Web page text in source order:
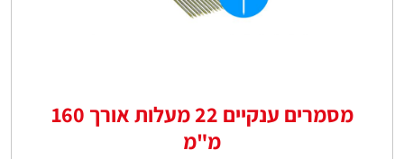
מסמרים ענקיים 22 מעלות אורך 160
מ"מ